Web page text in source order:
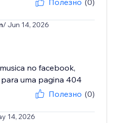
Полезно (0)
/ Jun 14, 2026
no facebook,
uma pagina 404
Полезно (0)
14, 2026